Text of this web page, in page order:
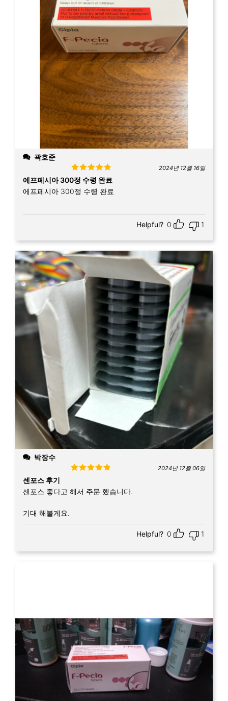
곽호준
Rated5 out
of 5
2024년 12월 16일
에프페시아 300정 수령 완료
에프페시아 300정 수령 완료
Helpful? 0 1
박장수
2024년 12월 06일
센포스 후기
센포스 좋다고 해서 주문 했습니다.
기대 해볼게요.
Helpful? 0 1